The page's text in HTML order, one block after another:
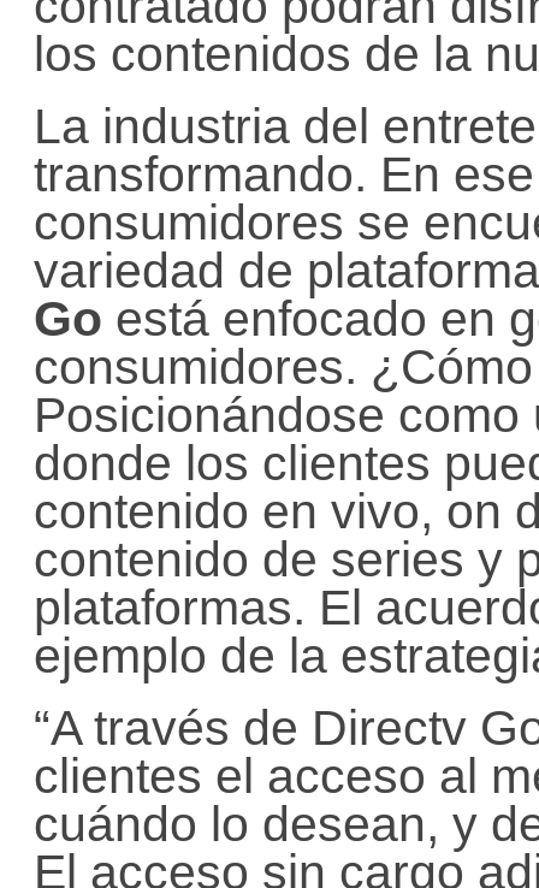
los contenidos de la
La industria del
transformando. En
consumidores se
variedad de
Go está enfocado en
consumidores.
Posicionándose
donde los clientes
contenido en vivo, on
contenido de series y
plataformas. El
ejemplo de la
“A través de Directv
clientes el acceso al
cuándo lo desean, y
El acceso sin cargo